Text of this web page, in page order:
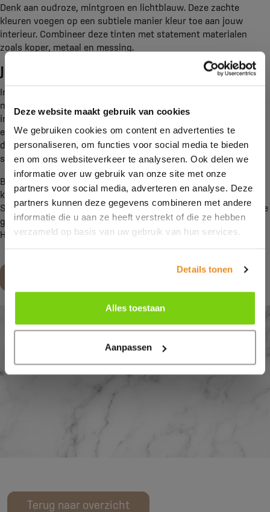
Deze website maakt gebruik van cookies
We gebruiken cookies om content en advertenties te
personaliseren, om functies voor social media te bieden
en om ons websiteverkeer te analyseren. Ook delen we
informatie over uw gebruik van onze site met onze
partners voor social media, adverteren en analyse. Deze
partners kunnen deze gegevens combineren met andere
informatie die u aan ze heeft verstrekt of die ze hebben
verzameld op basis van uw gebruik van hun services.
Details tonen
Alles toestaan
Aanpassen
Denk aan oudroze, mintgroen en lichtblauw. Deze zachte
kleuren voegen op een subtiele manier kleur toe aan jouw
interieur. Combineer deze tinten met statement materialen
zoals koper, metaal en messing.
Jaren ’50 en ’60
In de jaren ’50 en ’60 waren keukens met houttinten zoals
noten en donker eiken populair. Deze trend zien we weer terug
in de keuken. Kleuren en materialen worden gemixt, waardoor
een moderne keuken ontstaat. Ook de organische vormen uit
die tijd komen terug, met ronde en ovale vormen in plaats van
scherpe randen.
Ben je benieuwd naar alle mogelijkheden? In onze showroom
kun je verschillende keukens en bijbehorende opties bekijken.
Samen met jou stellen we jouw droomkeuken samen. We zien je
graag binnenkort in onze showroom aan De Wieken 2 in
Hippolytushoef!
Terug naar overzicht